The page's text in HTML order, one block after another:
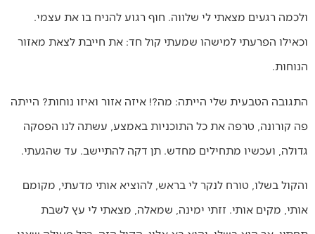
ולכמה רגעים מצאתי לי שלווה. חוף רגוע להניח בו את עצמי.
וכאילו הפרעתי למישהו שמעתי קול חד: את חייבת לצאת מאזור
הנוחות.
התגובה הטבעית שלי הייתה: מה?! איזה אזור ואיזו נוחות? הייתה
פה קורונה, טרפה את כל התוכניות באמצע, עשתה לנו הפסקה
גדולה, ועכשיו מתחילים מחדש. תן דקה להתיישב. עד שהגעתי.
והקול בשלו, טורח לנקר לי בראש, להוציא אותי מדעתי, מקומם
אותי, מקים אותי. זזתי ימינה, שמאלה, מצאתי לי עץ לשבת